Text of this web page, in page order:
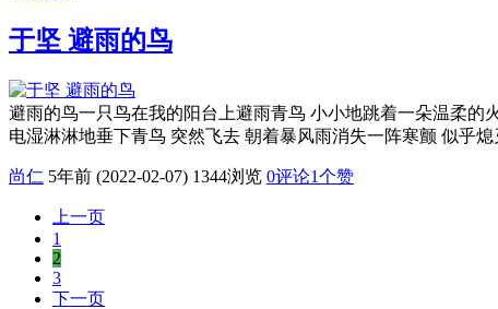
于坚 避雨的鸟
避雨的鸟一只鸟在我的阳台上避雨青鸟 小小地跳着一朵温柔
电湿淋淋地垂下青鸟 突然飞去 朝着暴风雨消失一阵寒颤 似乎
尚仁 5年前 (2022-02-07) 1344浏览 0评论1个赞
上一页
1
2
3
下一页